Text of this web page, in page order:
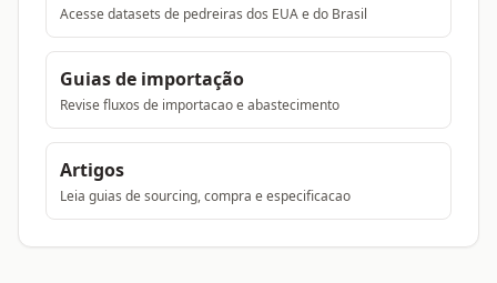
Acesse datasets de pedreiras dos EUA e do Brasil
Guias de importação
Revise fluxos de importacao e abastecimento
Artigos
Leia guias de sourcing, compra e especificacao